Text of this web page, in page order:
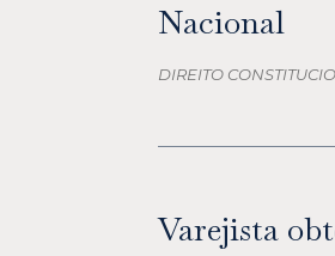
Nacional
DIREITO
Varejista